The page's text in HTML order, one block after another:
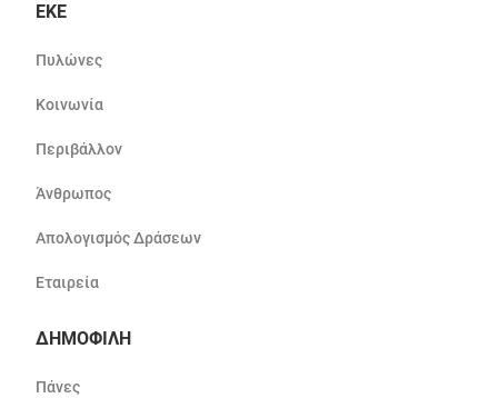
ΕΚΕ
Πυλώνες
Κοινωνία
Περιβάλλον
Άνθρωπος
Απολογισμός Δράσεων
Εταιρεία
ΔΗΜΟΦΙΛΗ
Πάνες